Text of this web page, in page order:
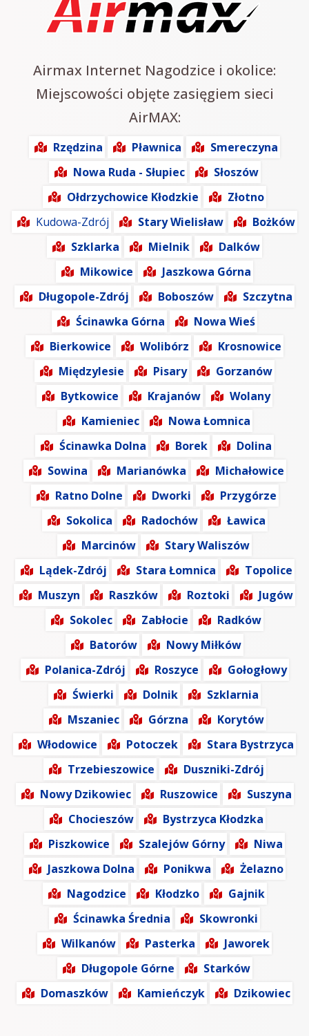
Airmax Internet Nagodzice i okolice:
Miejscowości objęte zasięgiem sieci
AirMAX:
Rzędzina Pławnica
Smereczyna
Nowa Ruda - Słupiec
Słoszów
Ołdrzychowice Kłodzkie
Złotno
Kudowa-Zdrój
Stary Wielisław
Bożków
Szklarka
Mielnik
Dalków
Mikowice
Jaszkowa Górna
Długopole-Zdrój
Boboszów
Szczytna
Ścinawka Górna
Nowa Wieś
Bierkowice
Wolibórz
Krosnowice
Międzylesie
Pisary
Gorzanów
Bytkowice
Krajanów
Wolany
Kamieniec
Nowa Łomnica
Ścinawka Dolna
Borek
Dolina
Sowina
Marianówka
Michałowice
Ratno Dolne
Dworki
Przygórze
Sokolica
Radochów
Ławica
Marcinów
Stary Waliszów
Lądek-Zdrój
Stara Łomnica
Topolice
Muszyn
Raszków Roztoki
Jugów
Sokolec
Zabłocie
Radków
Batorów
Nowy Miłków
Polanica-Zdrój
Roszyce
Gołogłowy
Świerki
Dolnik
Szklarnia
Mszaniec
Górzna
Korytów
Włodowice
Potoczek
Stara Bystrzyca
Trzebieszowice
Duszniki-Zdrój
Nowy Dzikowiec
Ruszowice
Suszyna
Chocieszów
Bystrzyca Kłodzka
Piszkowice
Szalejów Górny
Niwa
Jaszkowa Dolna
Ponikwa
Żelazno
Nagodzice
Kłodzko
Gajnik
Ścinawka Średnia
Skowronki
Wilkanów
Pasterka
Jaworek
Długopole Górne
Starków
Domaszków
Kamieńczyk Dzikowiec